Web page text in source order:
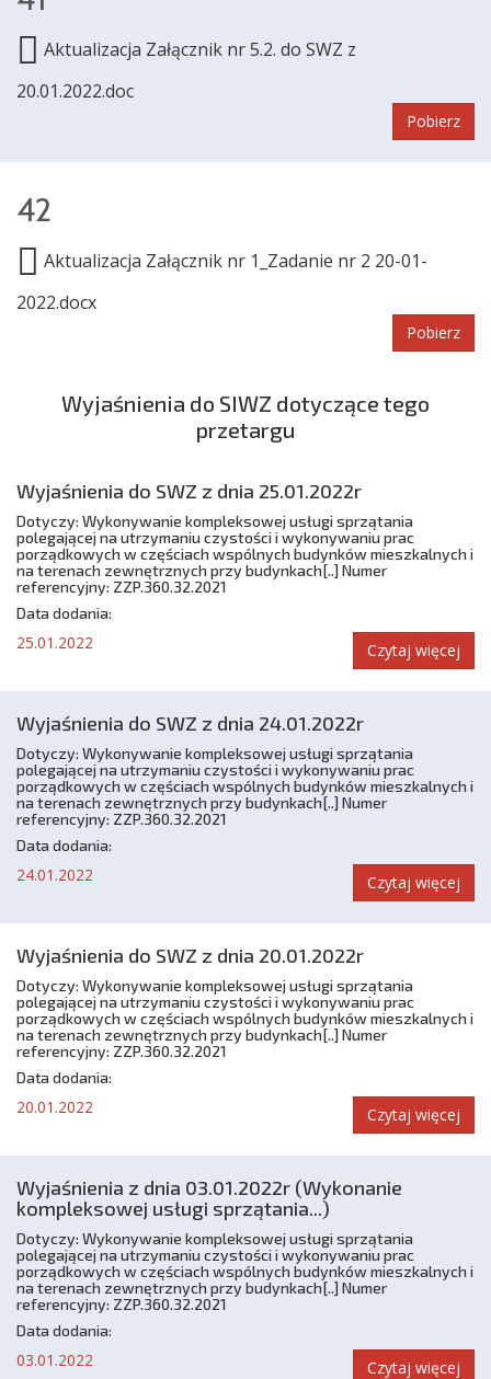
Aktualizacja Załącznik nr 5.2. do SWZ z
20.01.2022.doc
Pobierz
42
Aktualizacja Załącznik nr 1_Zadanie nr 2 20-01-
2022.docx
Pobierz
Wyjaśnienia do SIWZ dotyczące tego
przetargu
Wyjaśnienia do SWZ z dnia 25.01.2022r
Dotyczy: Wykonywanie kompleksowej usługi sprzątania
polegającej na utrzymaniu czystości i wykonywaniu prac
porządkowych w częściach wspólnych budynków mieszkalnych i
na terenach zewnętrznych przy budynkach[..] Numer
referencyjny: ZZP.360.32.2021
Data dodania:
25.01.2022 Czytaj więcej
Wyjaśnienia do SWZ z dnia 24.01.2022r
Dotyczy: Wykonywanie kompleksowej usługi sprzątania
polegającej na utrzymaniu czystości i wykonywaniu prac
porządkowych w częściach wspólnych budynków mieszkalnych i
na terenach zewnętrznych przy budynkach[..] Numer
referencyjny: ZZP.360.32.2021
Data dodania:
24.01.2022 Czytaj więcej
Wyjaśnienia do SWZ z dnia 20.01.2022r
Dotyczy: Wykonywanie kompleksowej usługi sprzątania
polegającej na utrzymaniu czystości i wykonywaniu prac
porządkowych w częściach wspólnych budynków mieszkalnych i
na terenach zewnętrznych przy budynkach[..] Numer
referencyjny: ZZP.360.32.2021
Data dodania:
20.01.2022 Czytaj więcej
Wyjaśnienia z dnia 03.01.2022r (Wykonanie
kompleksowej usługi sprzątania...)
Dotyczy: Wykonywanie kompleksowej usługi sprzątania
polegającej na utrzymaniu czystości i wykonywaniu prac
porządkowych w częściach wspólnych budynków mieszkalnych i
na terenach zewnętrznych przy budynkach[..] Numer
referencyjny: ZZP.360.32.2021
Data dodania:
03.01.2022 Czytaj więcej